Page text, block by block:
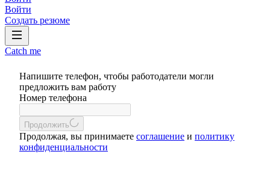
Войти
Создать резюме
Catch me
Напишите телефон, чтобы работодатели могли
предложить вам работу
Номер телефона
Продолжить
Продолжая, вы принимаете соглашение и политику
конфиденциальности